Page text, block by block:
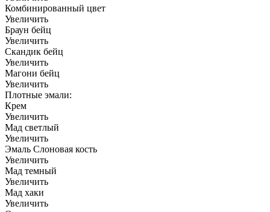
Комбинированный цвет
Увеличить
Браун бейц
Увеличить
Скандик бейц
Увеличить
Магони бейц
Увеличить
Плотные эмали:
Крем
Увеличить
Мад светлый
Увеличить
Эмаль Слоновая кость
Увеличить
Мад темный
Увеличить
Мад хаки
Увеличить